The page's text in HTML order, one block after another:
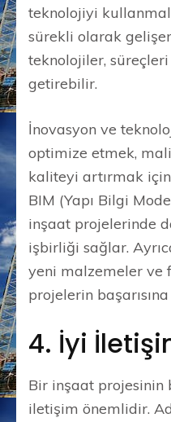
teknolojiyi
sürekli olarak
teknolojiler,
getirebilir.
İnovasyon ve
optimize etmek,
kaliteyi artırmak
BIM (Yapı Bilgi
inşaat projelerinde
işbirliği sağlar.
yeni malzemeler ve
projelerin
4. İyi
Bir inşaat projesinin
iletişim önemlidir.